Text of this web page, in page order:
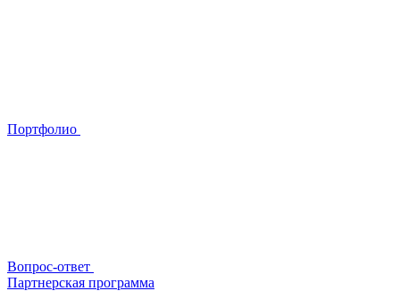
Портфолио
Вопрос-ответ
Партнерская программа